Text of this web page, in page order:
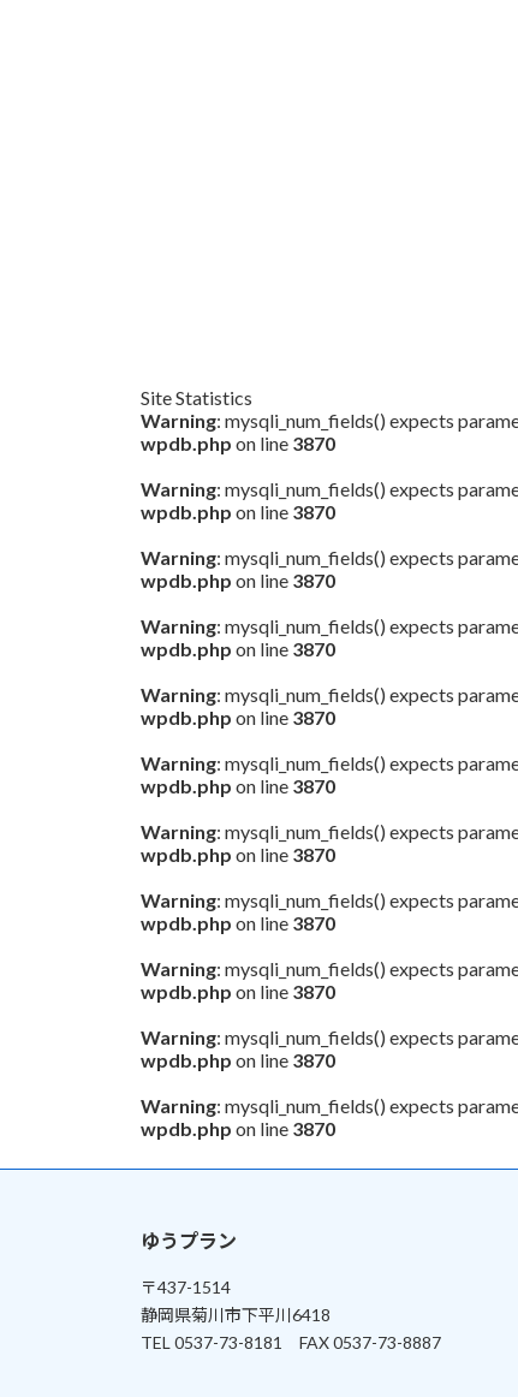
Site Statistics
Warning: mysqli_num_fields() expects
wpdb.php on line 3870
Warning: mysqli_num_fields() expects
wpdb.php on line 3870
Warning: mysqli_num_fields() expects
wpdb.php on line 3870
Warning: mysqli_num_fields() expects
wpdb.php on line 3870
Warning: mysqli_num_fields() expects
wpdb.php on line 3870
Warning: mysqli_num_fields() expects
wpdb.php on line 3870
Warning: mysqli_num_fields() expects
wpdb.php on line 3870
Warning: mysqli_num_fields() expects
wpdb.php on line 3870
Warning: mysqli_num_fields() expects
wpdb.php on line 3870
Warning: mysqli_num_fields() expects
wpdb.php on line 3870
Warning: mysqli_num_fields() expects
wpdb.php on line 3870
ゆうプラン
〒437-1514
静岡県菊川市下平川6418
TEL 0537-73-8181 FAX 0537-73-8887